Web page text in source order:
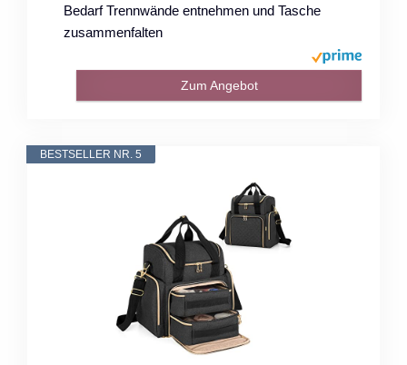
Bedarf Trennwände entnehmen und Tasche
zusammenfalten
Zum Angebot
BESTSELLER NR. 5